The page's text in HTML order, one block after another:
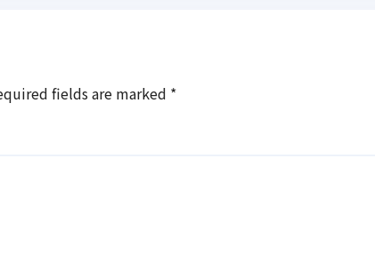
fields are marked *